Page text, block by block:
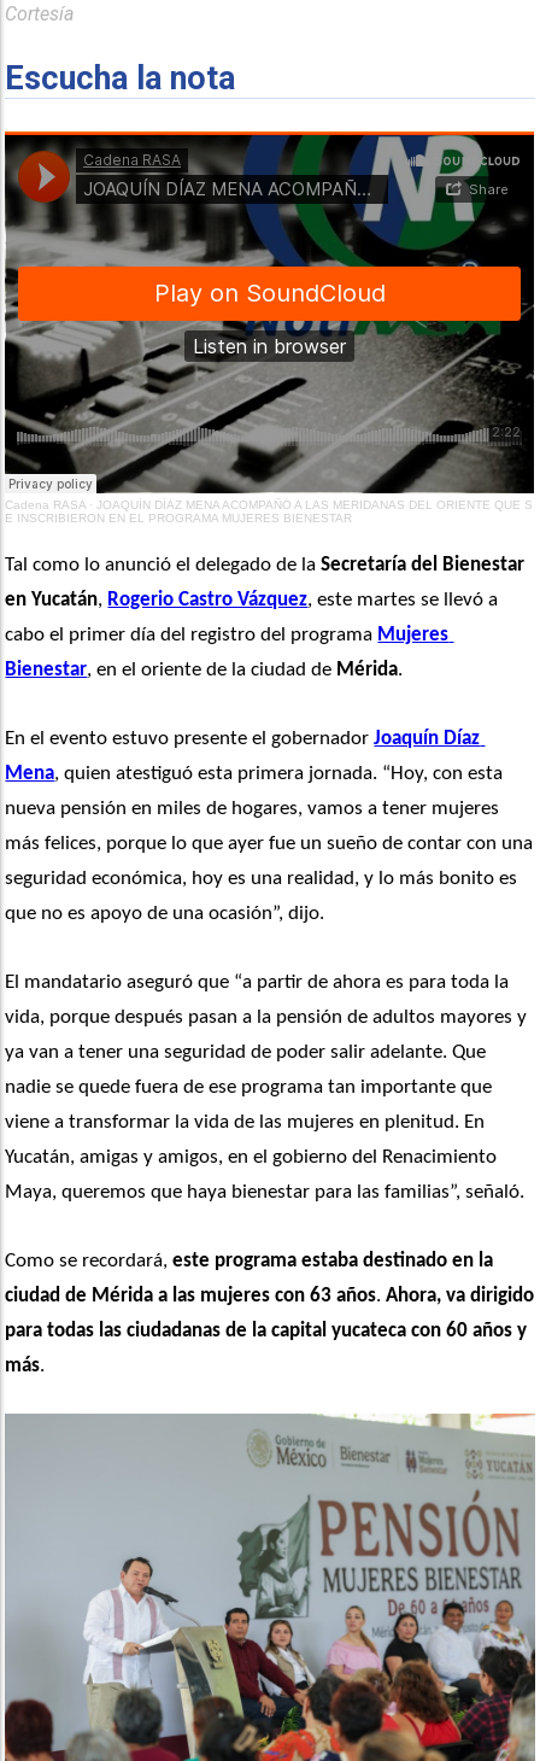
Cortesía
Escucha la nota
Cadena RASA ·JOAQUÍN DÍAZ MENA ACOMPAÑÓ A LAS MERIDANAS DEL ORIENTE QUE S
E INSCRIBIERON EN EL PROGRAMA MUJERES BIENESTAR
Tal como lo anunció el delegado de la Secretaría del Bienestar
en Yucatán, Rogerio Castro Vázquez, este martes se llevó a
cabo el primer día del registro del programa Mujeres
Bienestar, en el oriente de la ciudad de Mérida.
En el evento estuvo presente el gobernador Joaquín Díaz
Mena, quien atestiguó esta primera jornada. “Hoy, con esta
nueva pensión en miles de hogares, vamos a tener mujeres
más felices, porque lo que ayer fue un sueño de contar con una
seguridad económica, hoy es una realidad, y lo más bonito es
que no es apoyo de una ocasión”, dijo.
El mandatario aseguró que “a partir de ahora es para toda la
vida, porque después pasan a la pensión de adultos mayores y
ya van a tener una seguridad de poder salir adelante. Que
nadie se quede fuera de ese programa tan importante que
viene a transformar la vida de las mujeres en plenitud. En
Yucatán, amigas y amigos, en el gobierno del Renacimiento
Maya, queremos que haya bienestar para las familias”, señaló.
Como se recordará, este programa estaba destinado en la
ciudad de Mérida a las mujeres con 63 años. Ahora, va dirigido
para todas las ciudadanas de la capital yucateca con 60 años y
más.